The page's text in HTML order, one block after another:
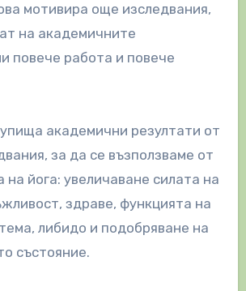
мотивира още изследвания,
на академичните
повече работа и повече
академични резултати от
за да се възползваме от
на йога: увеличаване силата на
здраве, функцията на
либидо и подобряване на
състояние.